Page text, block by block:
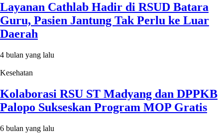
Layanan Cathlab Hadir di RSUD Batara
Guru, Pasien Jantung Tak Perlu ke Luar
Daerah
4 bulan yang lalu
Kesehatan
Kolaborasi RSU ST Madyang dan DPPKB
Palopo Sukseskan Program MOP Gratis
6 bulan yang lalu